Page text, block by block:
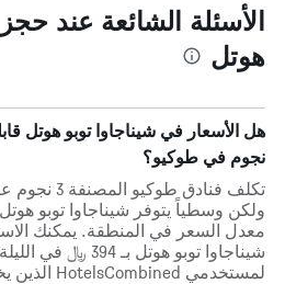
الأسئلة الشائعة عند
هوتل
نجوم في طوكيو؟
معدل السعر في المنطقة. يمكنك
شيناجاوا توبو هوتل
لمستخدمي HotelsCombined الذين يخططون لزيارة طوكيو.